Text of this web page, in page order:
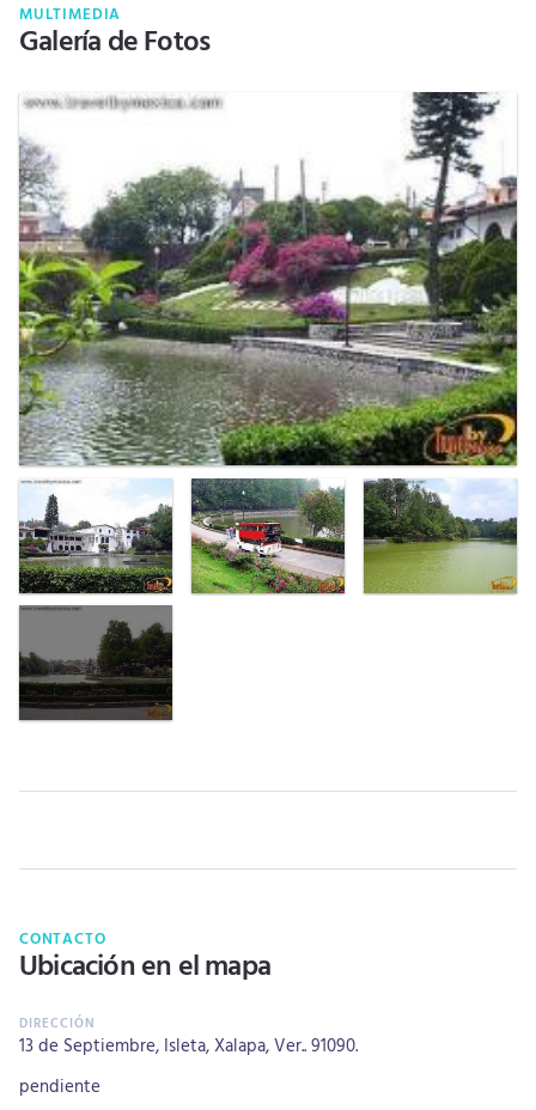
MULTIMEDIA
Galería de Fotos
CONTACTO
Ubicación en el mapa
13 de Septiembre, Isleta, Xalapa, Ver.. 91090.
pendiente